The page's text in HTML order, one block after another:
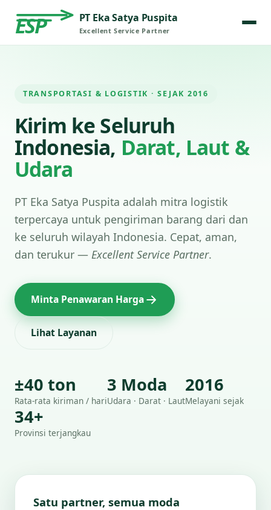
ESP PT Eka Satya Puspita
Excellent Service Partner
TRANSPORTASI & LOGISTIK · SEJAK 2016
Kirim ke Seluruh
Indonesia, Darat, Laut &
Udara
PT Eka Satya Puspita adalah mitra logistik
terpercaya untuk pengiriman barang dari dan
ke seluruh wilayah Indonesia. Cepat, aman,
dan terukur — Excellent Service Partner.
Minta Penawaran Harga
Lihat Layanan
±40 ton
Rata-rata kiriman / hari
3 Moda
Udara · Darat · Laut
2016
Melayani sejak
34+
Provinsi terjangkau
Satu partner, semua moda